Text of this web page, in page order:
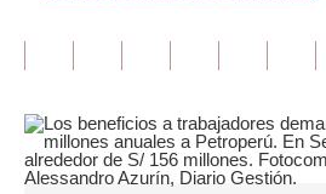
Blogs
Tendencias